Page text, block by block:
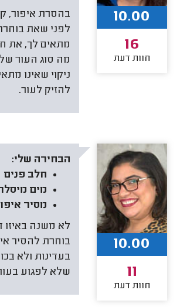
בהסרת איפור,
לפני שאת
מתאים לך, את
מה סוג העור
ניקוי שאינו
להזיק לעור.
10.00
16
חוות דעת
הבחירה שלי:
חלב פנים
מים
מסיר
לא משנה באיזו
בוחרת להסיר
בעדינות ולא
שלא לפגוע
10.00
11
חוות דעת